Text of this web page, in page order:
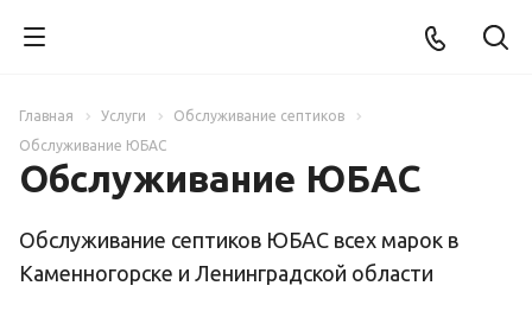
Главная Услуги
Обслуживание септиков
Обслуживание ЮБАС
Обслуживание ЮБАС
Обслуживание септиков ЮБАС всех марок в
Каменногорске и Ленинградской области